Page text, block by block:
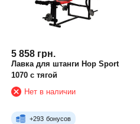
5 858 грн.
Лавка для штанги Hop Sport
1070 с тягой
Нет в наличии
+293 бонусов